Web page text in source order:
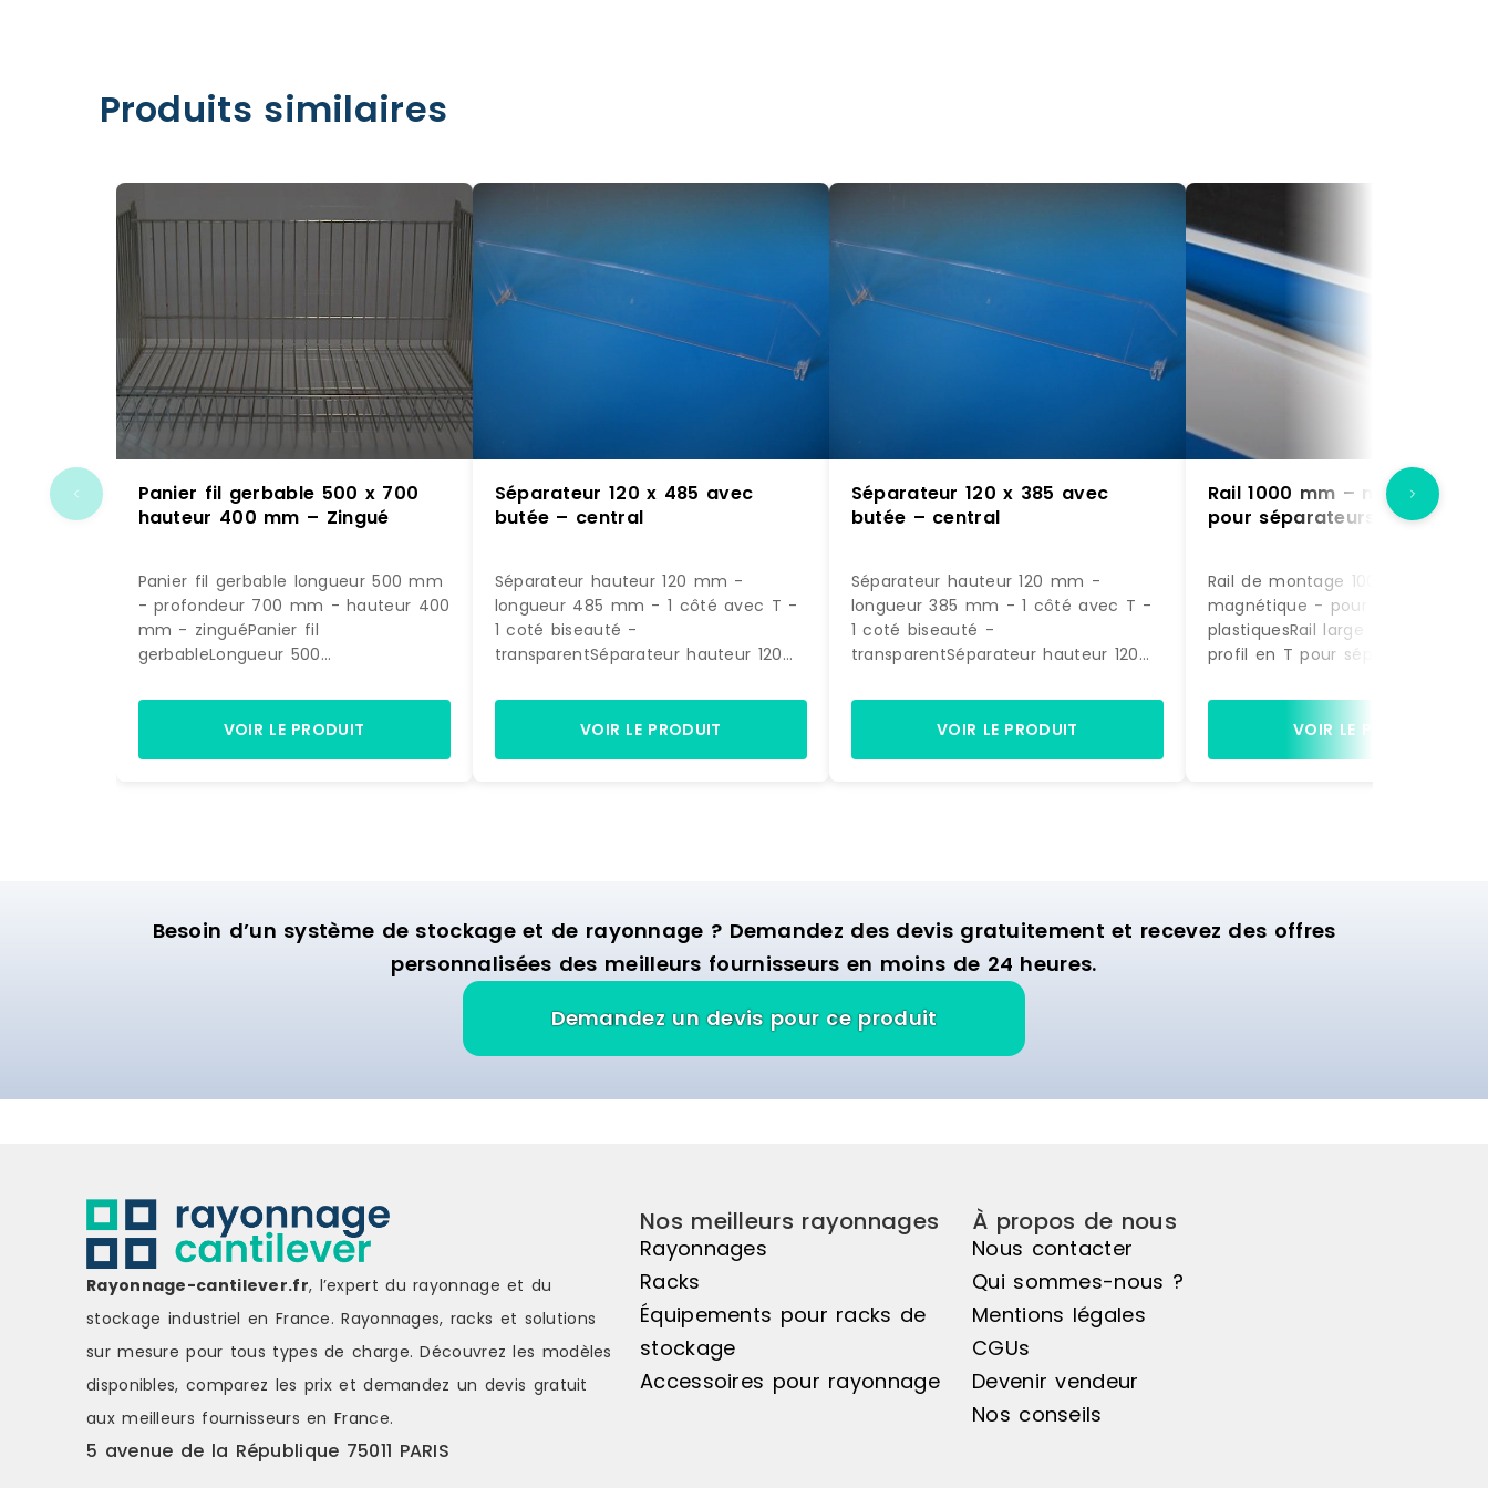
Produits similaires
Panier fil gerbable 500 x 700
hauteur 400 mm – Zingué
Panier fil gerbable longueur 500 mm
- profondeur 700 mm - hauteur 400
mm - zinguéPanier fil
gerbableLongueur 500
mmFinition: zinguée Peut être équipé
d'un porte-étiquette Fabrication en
UE Référence : FP 0050070 40 ZN
VOIR LE PRODUIT
Séparateur 120 x 485 avec
butée – central
Séparateur hauteur 120 mm -
longueur 485 mm - 1 côté avec T -
1 coté biseauté -
transparentSéparateur hauteur 120
T - 1 coté biseautépolycarbonate
injecté 3 mm - transparent A clipser
sur rail Fabriqué en
VOIR LE PRODUIT
Séparateur 120 x 385 avec
butée – central
Séparateur hauteur 120 mm -
longueur 385 mm - 1 côté avec T -
1 coté biseauté -
transparentSéparateur hauteur 120
T - 1 coté biseautépolycarbonate
injecté 3 mm - transparent A clipser
sur rail Fabriqué en EU SPIVIT120/385
VOIR LE PRODUIT
Rail 1000 mm – magnétique
pour séparateurs
Rail de montage 1000 mm -
magnétique - pour séparateurs
plastiquesRail large magnétique
profil en T pour séparateurs
Fabriqué en EU RAILMAG Référence :
RS 010001005 0000 Marque : SPI
VOIR LE PRODUIT
Besoin d’un système de stockage et de rayonnage ? Demandez des devis gratuitement et recevez des offres
personnalisées des meilleurs fournisseurs en moins de 24 heures.
Demandez un devis pour ce produit
Rayonnage-cantilever.fr, l’expert du rayonnage et du
stockage industriel en France. Rayonnages, racks et solutions
sur mesure pour tous types de charge.Découvrez les modèles
disponibles, comparez les prix et demandez un devis gratuit
aux meilleurs fournisseurs en France.
5 avenue de la République 75011 PARIS
Nos meilleurs rayonnages
Rayonnages
Racks
Équipements pour racks de
stockage
Accessoires pour rayonnage
À propos de nous
Nous contacter
Qui sommes-nous ?
Mentions légales
CGUs
Devenir vendeur
Nos conseils